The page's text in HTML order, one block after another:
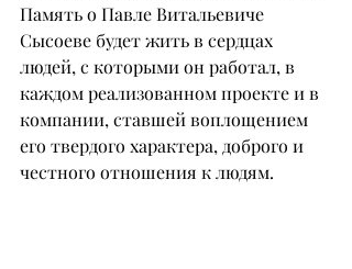
Память о Павле Витальевиче
Сысоеве будет жить в сердцах
людей, с которыми он работал, в
каждом реализованном проекте и в
компании, ставшей воплощением
его твердого характера, доброго и
честного отношения к людям.